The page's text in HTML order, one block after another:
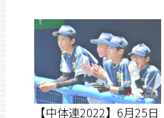
【中体連2022】6月25日